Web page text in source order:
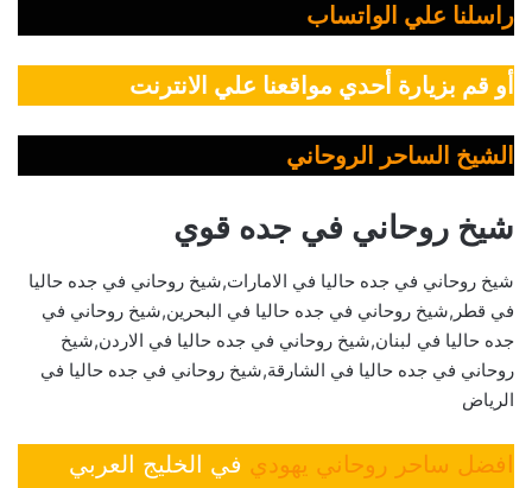
راسلنا علي الواتساب
أو قم بزيارة أحدي مواقعنا علي الانترنت
الشيخ الساحر الروحاني
شيخ روحاني في جده قوي
شيخ روحاني في جده حاليا في الامارات,شيخ روحاني في جده حاليا
في قطر,شيخ روحاني في جده حاليا في البحرين,شيخ روحاني في
جده حاليا في لبنان,شيخ روحاني في جده حاليا في الاردن,شيخ
روحاني في جده حاليا في الشارقة,شيخ روحاني في جده حاليا في
الرياض
افضل ساحر روحاني يهودي في الخليج العربي